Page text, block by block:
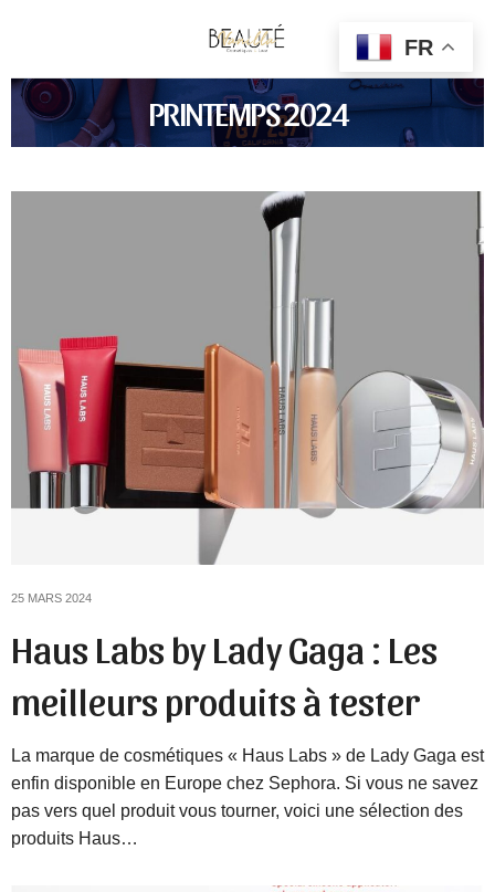
PRINTEMPS 2024
25 MARS 2024
Haus Labs by Lady Gaga : Les
meilleurs produits à tester
La marque de cosmétiques « Haus Labs » de Lady Gaga est
enfin disponible en Europe chez Sephora. Si vous ne savez
pas vers quel produit vous tourner, voici une sélection des
produits Haus…
FR